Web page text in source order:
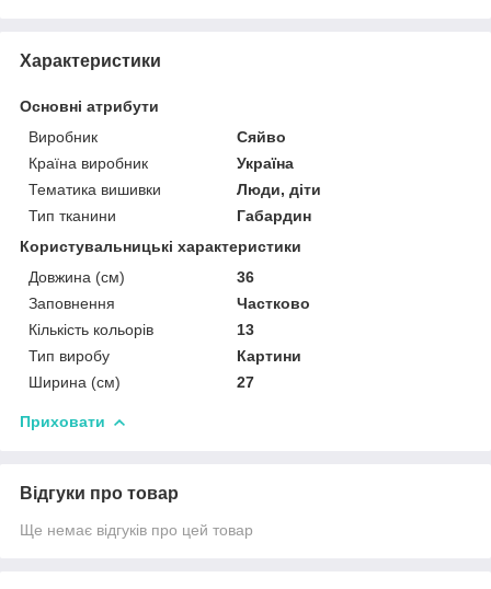
Характеристики
Основні атрибути
Виробник
Сяйво
Країна виробник
Україна
Тематика вишивки
Люди, діти
Тип тканини
Габардин
Користувальницькі характеристики
Довжина (см)
36
Заповнення
Частково
Кількість кольорів
13
Тип виробу
Картини
Ширина (см)
27
Приховати
Відгуки про товар
Ще немає відгуків про цей товар